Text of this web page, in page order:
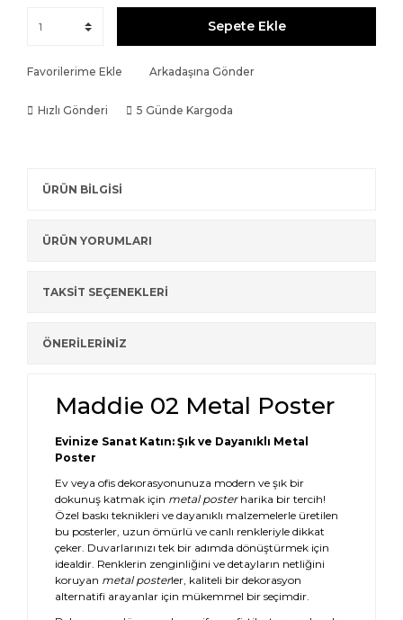
Sepete Ekle
Favorilerime Ekle Arkadaşına Gönder
Hızlı Gönderi 5 Günde Kargoda
ÜRÜN BİLGİSİ
ÜRÜN YORUMLARI
TAKSİT SEÇENEKLERİ
ÖNERİLERİNİZ
Maddie 02 Metal Poster
Evinize Sanat Katın: Şık ve Dayanıklı Metal
Poster
Ev veya ofis dekorasyonunuza modern ve şık bir
dokunuş katmak için metal posterharika bir tercih!
Özel baskı teknikleri ve dayanıklı malzemelerle üretilen
bu posterler, uzun ömürlü ve canlı renkleriyle dikkat
çeker. Duvarlarınızı tek bir adımda dönüştürmek için
idealdir. Renklerin zenginliğini ve detayların netliğini
koruyan metal posterler, kaliteli bir dekorasyon
alternatifi arayanlar için mükemmel bir seçimdir.